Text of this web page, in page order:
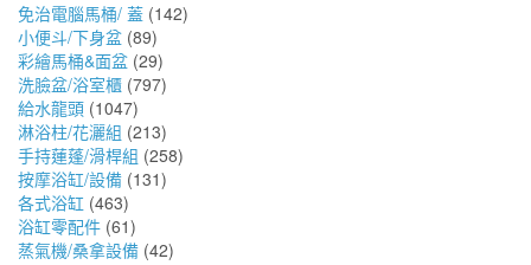
免治電腦馬桶/ 蓋 (142)
小便斗/下身盆 (89)
彩繪馬桶&面盆 (29)
洗臉盆/浴室櫃 (797)
給水龍頭 (1047)
淋浴柱/花灑組 (213)
手持蓮蓬/滑桿組 (258)
按摩浴缸/設備 (131)
各式浴缸 (463)
浴缸零配件 (61)
蒸氣機/桑拿設備 (42)